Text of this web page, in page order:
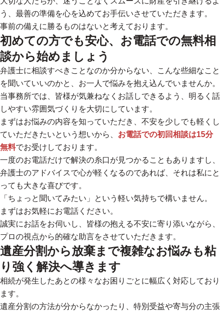
う、最善の準備を心を込めてお手伝いさせていただきます。
事前の備えに勝るものはないと考えております。
初めての方でも安心、お電話での無料相
談から始めましょう
弁護士に相談すべきことなのか分からない、こんな些細なこと
を聞いていいのかと、お一人で悩みを抱え込んでいませんか。
当事務所では、皆様が気兼ねなくお話しできるよう、明るく話
しやすい雰囲気づくりを大切にしています。
まずはお悩みの内容を知っていただき、不安を少しでも軽くし
ていただきたいという想いから、 お電話での初回相談は15分
無料でお受けしております。
一度のお電話だけで解決の糸口が見つかることもありますし、
弁護士のアドバイスで心が軽くなるのであれば、それは私にと
っても大きな喜びです。
「ちょっと聞いてみたい」という軽い気持ちで構いません。
まずはお気軽にお電話ください。
誠実にお話をお伺いし、皆様の抱える不安に寄り添いながら、
プロの視点から的確な助言をさせていただきます。
遺産分割から放棄まで複雑なお悩みも粘
り強く解決へ導きます
相続が発生したあとの様々なお困りごとに幅広く対応しており
ます。
遺産分割の方法が分からなかったり、特別受益や寄与分の主張